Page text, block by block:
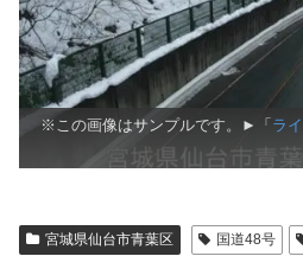
※この画像はサンプルです。►「 ラ
宮城県仙台市青葉区 国道48号